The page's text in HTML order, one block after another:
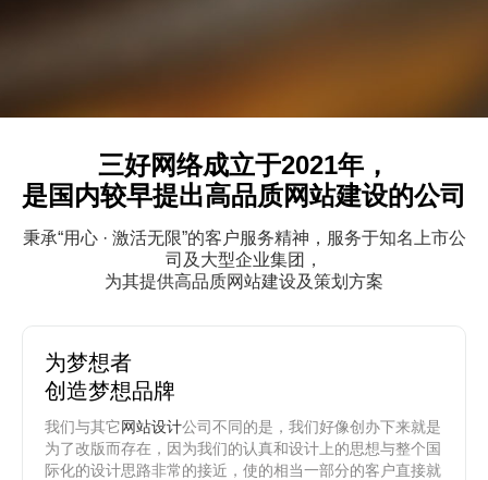
三好网络成立于2021年，
是国内较早提出高品质网站建设的公司
秉承“用心 · 激活无限”的客户服务精神，服务于知名上市公
司及大型企业集团，
为其提供高品质网站建设及策划方案
为梦想者
创造梦想品牌
我们与其它网站设计公司不同的是，我们好像创办下来就是
为了改版而存在，因为我们的认真和设计上的思想与整个国
际化的设计思路非常的接近，使的相当一部分的客户直接就